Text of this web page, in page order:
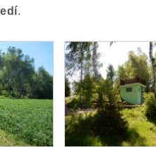
.